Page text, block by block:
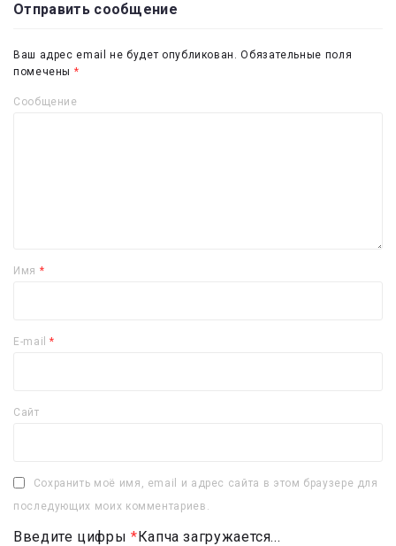
Отправить сообщение
Ваш адрес email не будет опубликован. Обязательные поля
помечены *
Сообщение
Имя *
E-mail*
Сайт
Сохранить моё имя, email и адрес сайта в этом браузере для
последующих моих комментариев.
Введите цифры *Капча загружается...